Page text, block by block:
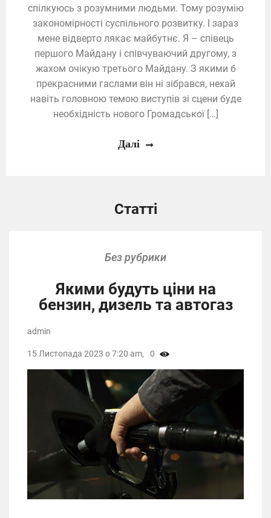
спілкуюсь з розумними людьми. Тому розумію
закономірності суспільного розвитку. І зараз
мене відверто лякає майбутнє. Я – співець
першого Майдану і співчуваючий другому, з
жахом очікую третього Майдану. З якими б
прекрасними гаслами він ні зібрався, нехай
навіть головною темою виступів зі сцени буде
необхідність нового Громадської […]
Далі
Статті
Без рубрики
Якими будуть ціни на
бензин, дизель та автогаз
admin
15 Листопада 2023 о 7:20 am, 0